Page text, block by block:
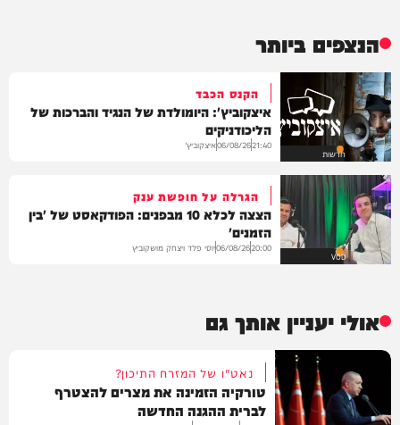
הנצפים ביותר
חדשות
הקנס הכבד
איצקוביץ': היומולדת של הנגיד והברכות של
הליכודניקים
21:40
06/08/26איצקוביץ'
VOD
הגרלה על חופשת ענק
הצצה לכלא 10 מבפנים: הפודקאסט של 'בין
הזמנים'
20:00
06/08/26יוסי פלד ויצחק מושקוביץ
אולי יעניין אותך גם
נאט"ו של המזרח התיכון?
טורקיה הזמינה את מצרים להצטרף
לברית ההגנה החדשה